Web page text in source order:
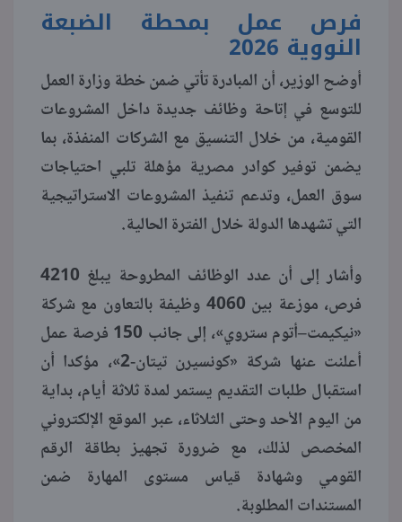
فرص عمل بمحطة الضبعة
النووية 2026
أوضح الوزير، أن المبادرة تأتي ضمن خطة وزارة العمل
للتوسع في إتاحة وظائف جديدة داخل المشروعات
القومية، من خلال التنسيق مع الشركات المنفذة، بما
يضمن توفير كوادر مصرية مؤهلة تلبي احتياجات
سوق العمل، وتدعم تنفيذ المشروعات الاستراتيجية
التي تشهدها الدولة خلال الفترة الحالية.
وأشار إلى أن عدد الوظائف المطروحة يبلغ 4210
فرص، موزعة بين 4060 وظيفة بالتعاون مع شركة
«نيكيمت–أتوم ستروي»، إلى جانب 150 فرصة عمل
أعلنت عنها شركة «كونسيرن تيتان-2»، مؤكدا أن
استقبال طلبات التقديم يستمر لمدة ثلاثة أيام، بداية
من اليوم الأحد وحتى الثلاثاء، عبر الموقع الإلكتروني
المخصص لذلك، مع ضرورة تجهيز بطاقة الرقم
القومي وشهادة قياس مستوى المهارة ضمن
المستندات المطلوبة.